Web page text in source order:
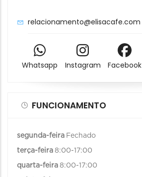
relacionamento@elisacafe.com
Whatsapp Instagram Facebook
FUNCIONAMENTO
segunda-feira Fechado
terça-feira 8:00-17:00
quarta-feira 8:00-17:00